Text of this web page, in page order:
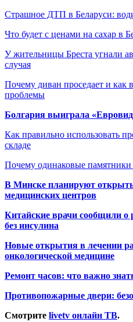
Страшное ДТП в Беларуси:
Что будет с ценами на сахар
У жительницы Бреста угнали
случая
Почему диван проседает и как
проблемы
Болгария выиграла
Как правильно использовать
складе
Почему одинаковые памятники
В Минске планируют
медицинских центров
Китайские врачи сообщили о
без инсулина
Новые открытия в лечении
онкологической медицине
Ремонт часов: что важно
Противопожарные двери:
Смотрите livetv онлайн ТВ.